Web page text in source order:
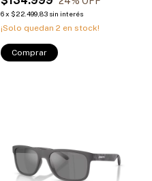
6x $22.499,83 sin interés
¡Solo quedan2 en stock!
Comprar